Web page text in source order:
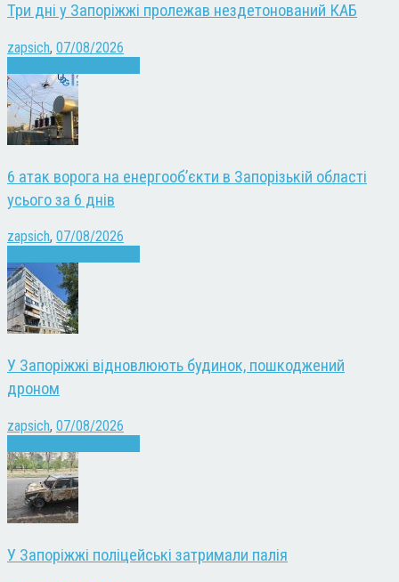
Три дні у Запоріжжі пролежав нездетонований КАБ
zapsich, 07/08/2026
6 атак ворога на енергооб’єкти в Запорізькій області
усього за 6 днів
zapsich, 07/08/2026
У Запоріжжі відновлюють будинок, пошкоджений
дроном
zapsich, 07/08/2026
У Запоріжжі поліцейські затримали палія